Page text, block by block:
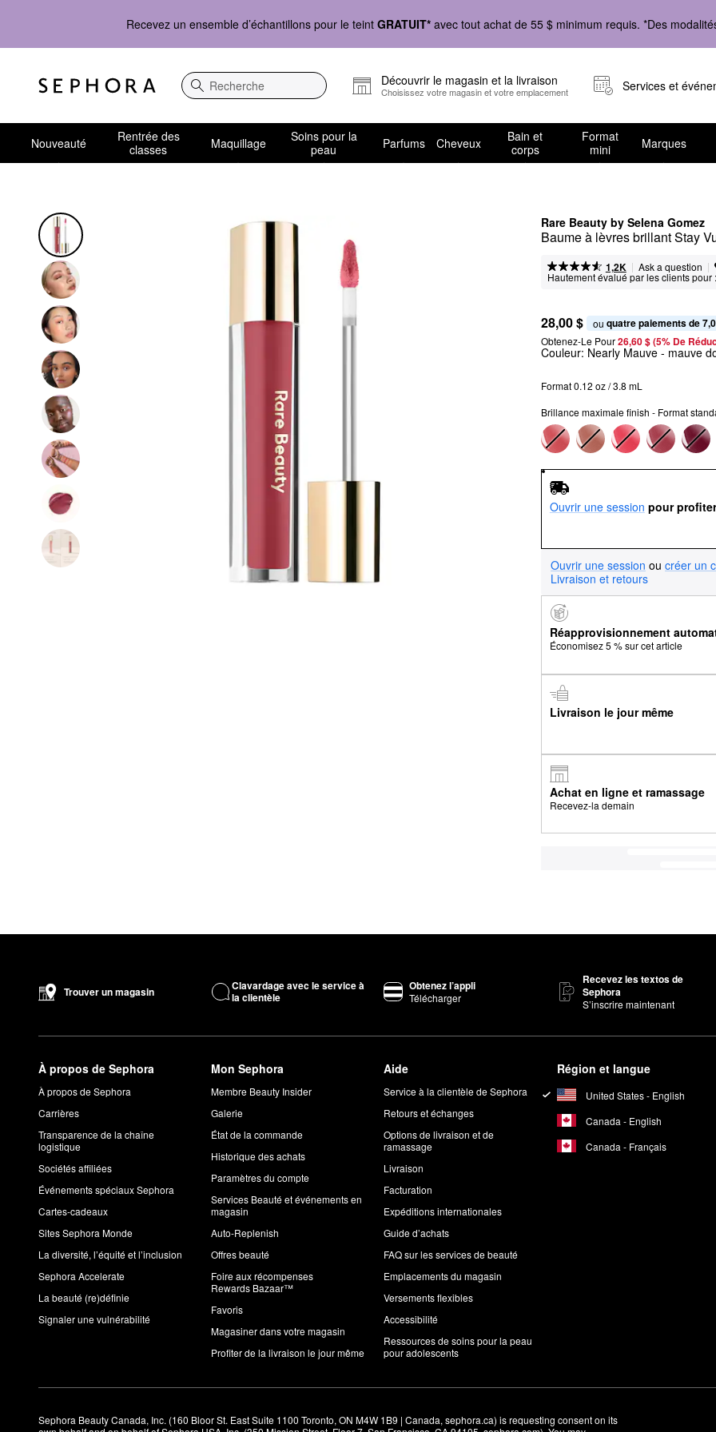
Recevez un ensemble d’échantillons pour le teint GRATUIT* avec tout achat de 55 $ minimum requis. *Des
Recherche
Découvrir le magasin et la livraison
Choisissez votre magasin et votre emplacement Services et
Nouveauté
Rentrée des
classes
Maquillage
Soins pour la
peau
Parfums Cheveux
Bain et
corps
Format
mini
Marques
Rare Beauty by Selena Gomez
Baume à lèvres brillant Stay
1,2K | Ask a question |
Hautement évalué par les clients pour :
28,00 $ ou quatre paiements de
Obtenez-Le Pour26,60 $ (5% De
Couleur: Nearly Mauve - mauve
Format 0.12 oz / 3.8 mL
Brillance maximale finish - Format
Ouvrir une session pour
Ouvrir une session ou créer un
Livraison et retours
Réapprovisionnement
Économisez 5 % sur cet article
Livraison le jour même
Achat en ligne et ramassage
Recevez-la demain
Trouver un magasin
Clavardage avec le service à
la clientèle
Obtenez l’appli
Télécharger
Recevez les textos de
Sephora
S’inscrire maintenant
À propos de Sephora
À propos de Sephora
Carrières
Transparence de la chaîne
logistique
Sociétés affiliées
Événements spéciaux Sephora
Cartes-cadeaux
Sites Sephora Monde
La diversité, l’équité et l’inclusion
Sephora Accelerate
La beauté (re)définie
Signaler une vulnérabilité
Mon Sephora
Membre Beauty Insider
Galerie
État de la commande
Historique des achats
Paramètres du compte
Services Beauté et événements en
magasin
Auto-Replenish
Offres beauté
Foire aux récompenses
Rewards Bazaar™
Favoris
Magasiner dans votre magasin
Profiter de la livraison le jour même
Aide
Service à la clientèle de Sephora
Retours et échanges
Options de livraison et de
ramassage
Livraison
Facturation
Expéditions internationales
Guide d’achats
FAQ sur les services de beauté
Emplacements du magasin
Versements flexibles
Accessibilité
Ressources de soins pour la peau
pour adolescents
Région et langue
United States - English
Canada - English
Canada - Français
Sephora Beauty Canada, Inc. (160 Bloor St. East Suite 1100 Toronto, ON M4W 1B9 | Canada, sephora.ca) is requesting consent on its